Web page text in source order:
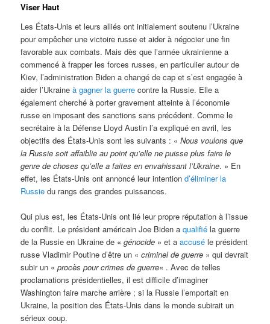
Viser Haut
Les États-Unis et leurs alliés ont initialement soutenu l’Ukraine
pour empêcher une victoire russe et aider à négocier une fin
favorable aux combats. Mais dès que l’armée ukrainienne a
commencé à frapper les forces russes, en particulier autour de
Kiev, l’administration Biden a changé de cap et s’est engagée à
aider l’Ukraineà gagner la guerre contre la Russie. Elle a
également cherché à porter gravement atteinte à l’économie
russe en imposant des sanctions sans précédent. Comme le
secrétaire à la Défense Lloyd Austin l’a expliqué en avril, les
objectifs des États-Unis sont les suivants : «Nous voulons que
la Russie soit affaiblie au point qu’elle ne puisse plus faire le
genre de choses qu’elle a faites en envahissant l’Ukraine. » En
effet, les États-Unis ont annoncé leur intentiond’éliminer la
Russie du rangs des grandes puissances.
Qui plus est, les États-Unis ont lié leur propre réputation à l’issue
du conflit. Le président américain Joe Biden aqualifié la guerre
de la Russie en Ukraine de «génocide » et aaccusé le président
russe Vladimir Poutine d’être un «criminel de guerre » qui devrait
subir un «procès pour crimes de guerre« . Avec de telles
proclamations présidentielles, il est difficile d’imaginer
Washington faire marche arrière ; si la Russie l’emportait en
Ukraine, la position des États-Unis dans le monde subirait un
sérieux coup.